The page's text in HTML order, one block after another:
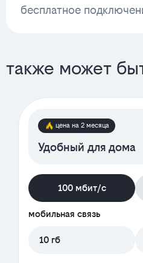
бесплатное
также может
цена на 2 месяца
Удобный для дома
100 мбит/с
мобильная связь
10 гб